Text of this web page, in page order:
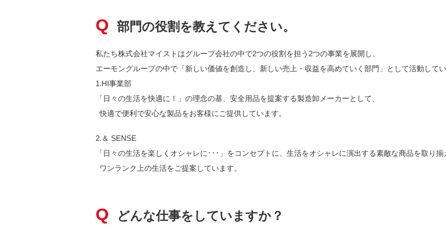
部門の役割を教えてください。
私たち株式会社マイストはグループ会社の中で2つの役割を担う2つの事業を展開し、
エーモングループの中で「新しい価値を創造し、新しい売上・収益を高めていく部門」として活動して
1.HI事業部
「日々の生活を快適に！」の理念の基、安全用品を提案する製造卸メーカーとして、
快適で便利で安心な製品をお客様にご提供しています。
2.＆ SENSE
「日々の生活を楽しくオシャレに･･･」をコンセプトに、生活をオシャレに演出する素敵な商品を取り揃
ワンランク上の生活をご提案しています。
どんな仕事をしていますか？